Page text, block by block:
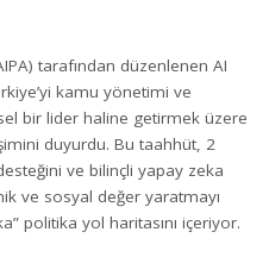
tarafından düzenlenen AI
kamu yönetimi ve
bir lider haline getirmek üzere
duyurdu. Bu taahhüt, 2
ve bilinçli yapay zeka
ve sosyal değer yaratmayı
politika yol haritasını içeriyor.